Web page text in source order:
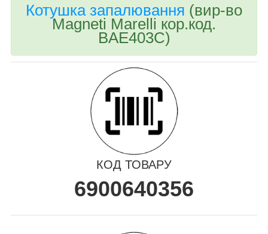
Котушка запалювання (вир-во
Magneti Marelli кор.код.
BAE403C)
КОД ТОВАРУ
6900640356